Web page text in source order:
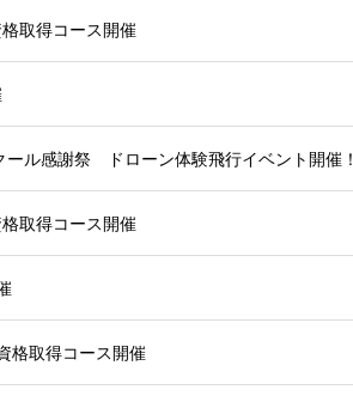
取得コース開催
ル感謝祭 ドローン体験飛行イベント開催！
取得コース開催
格取得コース開催